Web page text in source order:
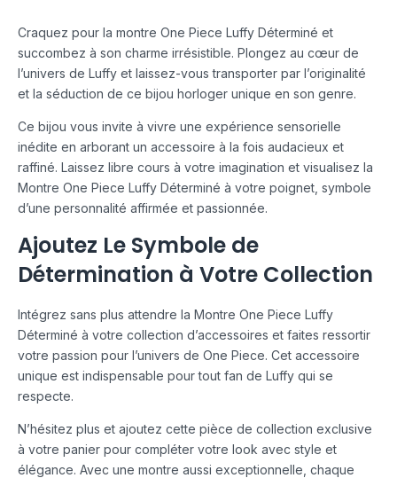
Craquez pour la montre One Piece Luffy Déterminé et
succombez à son charme irrésistible. Plongez au cœur de
l’univers de Luffy et laissez-vous transporter par l’originalité
et la séduction de ce bijou horloger unique en son genre.
Ce bijou vous invite à vivre une expérience sensorielle
inédite en arborant un accessoire à la fois audacieux et
raffiné. Laissez libre cours à votre imagination et visualisez la
Montre One Piece Luffy Déterminé à votre poignet, symbole
d’une personnalité affirmée et passionnée.
Ajoutez Le Symbole de
Détermination à Votre Collection
Intégrez sans plus attendre la Montre One Piece Luffy
Déterminé à votre collection d’accessoires et faites ressortir
votre passion pour l’univers de One Piece. Cet accessoire
unique est indispensable pour tout fan de Luffy qui se
respecte.
N’hésitez plus et ajoutez cette pièce de collection exclusive
à votre panier pour compléter votre look avec style et
élégance. Avec une montre aussi exceptionnelle, chaque